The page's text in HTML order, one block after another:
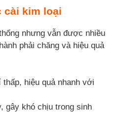
cài kim loại
nhưng vẫn được nhiều
phải chăng và hiệu quả
thấp, hiệu quả nhanh với
gây khó chịu trong sinh